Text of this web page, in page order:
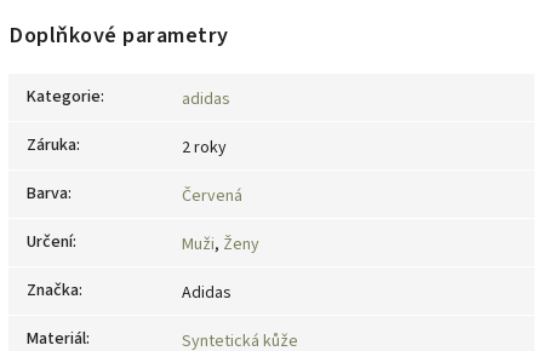
Doplňkové parametry
Kategorie:
adidas
Záruka:
2 roky
Barva:
Červená
Určení: Muži, Ženy
Značka:
Adidas
Materiál:
Syntetická kůže